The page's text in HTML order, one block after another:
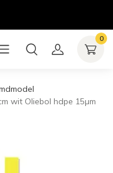
0
wit Oliebol hdpe 15µm